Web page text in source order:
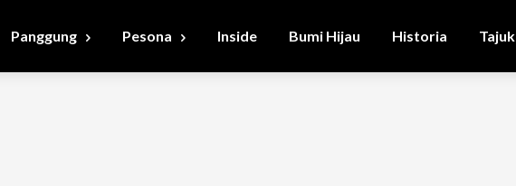
Panggung Pesona Inside Bumi Hijau Historia Tajuk